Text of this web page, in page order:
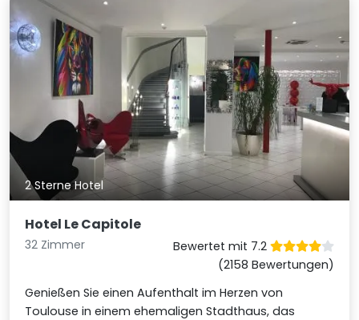
2 Sterne Hotel
Hotel Le Capitole
32 Zimmer
Bewertet mit 7.2
(2158 Bewertungen)
Genießen Sie einen Aufenthalt im Herzen von
Toulouse in einem ehemaligen Stadthaus, das